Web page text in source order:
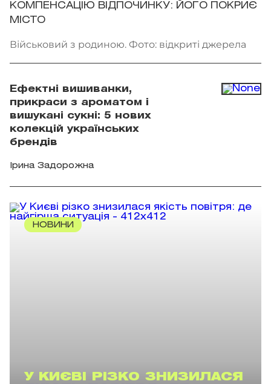
КОМПЕНСАЦІЮ ВІДПОЧИНКУ: ЙОГО ПОКРИЄ
МІСТО
Військовий з родиною. Фото: відкриті джерела
Ефектні вишиванки,
прикраси з ароматом і
вишукані сукні: 5 нових
колекцій українських
брендів
Ірина Задорожна
НОВИНИ
У КИЄВІ РІЗКО ЗНИЗИЛАСЯ